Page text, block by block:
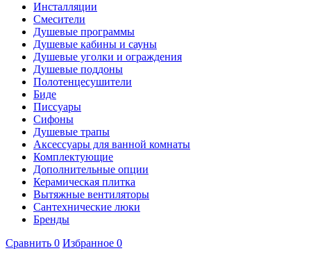
Инсталляции
Смесители
Душевые программы
Душевые кабины и сауны
Душевые уголки и ограждения
Душевые поддоны
Полотенцесушители
Биде
Писсуары
Сифоны
Душевые трапы
Аксессуары для ванной комнаты
Комплектующие
Дополнительные опции
Керамическая плитка
Вытяжные вентиляторы
Сантехнические люки
Бренды
Сравнить 0 Избранное 0